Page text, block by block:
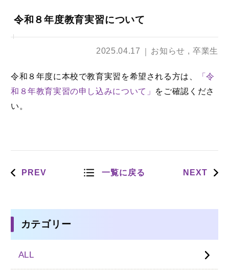
令和８年度教育実習について
2025.04.17 お知らせ 卒業生
令和８年度に本校で教育実習を希望される方は、
「令
和８年教育実習の申し込みについて」 をご確認くださ
い。
PREV 一覧に戻る NEXT
カテゴリー
ALL